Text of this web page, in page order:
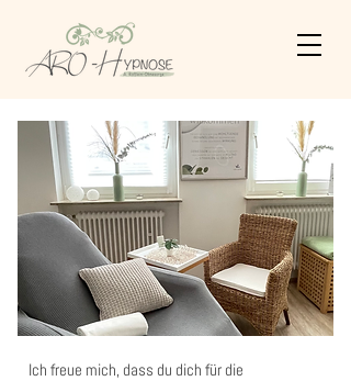
Ich freue mich, dass du dich für die